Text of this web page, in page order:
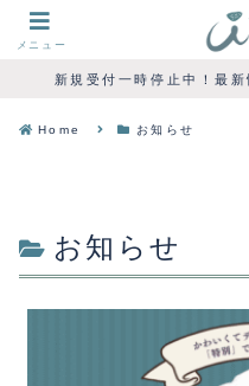
新規受付一時停止中！最
Home お知らせ
お知らせ
メニュー